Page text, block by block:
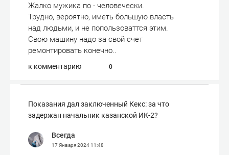
Жалко мужика по - человечески.
Трудно, вероятно, иметь большую власть
над людьми, и не попользоваттся этим.
Свою машину надо за свой счет
ремонтировать конечно..
к комментарию 0
Показания дал заключенный Кекс: за что
задержан начальник казанской ИК-2?
Всегда
17 Января 202411:48